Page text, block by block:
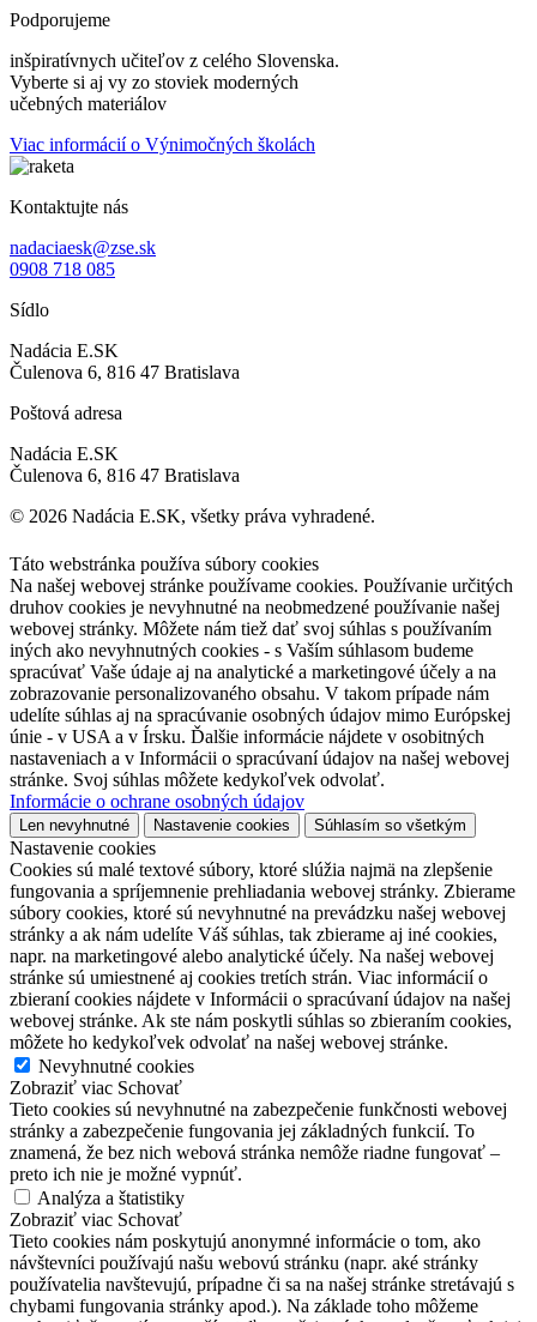
Podporujeme
inšpiratívnych učiteľov z celého Slovenska.
Vyberte si aj vy zo stoviek moderných
učebných materiálov
Viac informácií o Výnimočných školách
Kontaktujte nás
nadaciaesk@zse.sk
0908 718 085
Sídlo
Nadácia E.SK
Čulenova 6, 816 47 Bratislava
Poštová adresa
Nadácia E.SK
Čulenova 6, 816 47 Bratislava
© 2026 Nadácia E.SK, všetky práva vyhradené.
Táto webstránka používa súbory cookies
Na našej webovej stránke používame cookies. Používanie určitých
druhov cookies je nevyhnutné na neobmedzené používanie našej
webovej stránky. Môžete nám tiež dať svoj súhlas s používaním
iných ako nevyhnutných cookies - s Vaším súhlasom budeme
spracúvať Vaše údaje aj na analytické a marketingové účely a na
zobrazovanie personalizovaného obsahu. V takom prípade nám
udelíte súhlas aj na spracúvanie osobných údajov mimo Európskej
únie - v USA a v Írsku. Ďalšie informácie nájdete v osobitných
nastaveniach a v Informácii o spracúvaní údajov na našej webovej
stránke. Svoj súhlas môžete kedykoľvek odvolať.
Informácie o ochrane osobných údajov
Len nevyhnutné Nastavenie cookies Súhlasím so všetkým
Nastavenie cookies
Cookies sú malé textové súbory, ktoré slúžia najmä na zlepšenie
fungovania a spríjemnenie prehliadania webovej stránky. Zbierame
súbory cookies, ktoré sú nevyhnutné na prevádzku našej webovej
stránky a ak nám udelíte Váš súhlas, tak zbierame aj iné cookies,
napr. na marketingové alebo analytické účely. Na našej webovej
stránke sú umiestnené aj cookies tretích strán. Viac informácií o
zbieraní cookies nájdete v Informácii o spracúvaní údajov na našej
webovej stránke. Ak ste nám poskytli súhlas so zbieraním cookies,
môžete ho kedykoľvek odvolať na našej webovej stránke.
Nevyhnutné cookies
Zobraziť viac Schovať
Tieto cookies sú nevyhnutné na zabezpečenie funkčnosti webovej
stránky a zabezpečenie fungovania jej základných funkcií. To
znamená, že bez nich webová stránka nemôže riadne fungovať –
preto ich nie je možné vypnúť.
Analýza a štatistiky
Zobraziť viac Schovať
Tieto cookies nám poskytujú anonymné informácie o tom, ako
návštevníci používajú našu webovú stránku (napr. aké stránky
používatelia navštevujú, prípadne či sa na našej stránke stretávajú s
chybami fungovania stránky apod.). Na základe toho môžeme